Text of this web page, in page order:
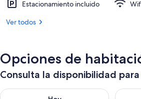
Estacionamiento incluido
Ver todos
Opciones de
Consulta la disponibilidad
Consulta la disponibilidad para hoy ago